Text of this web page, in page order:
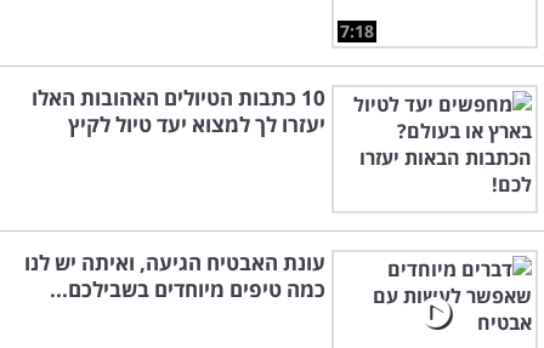
7:18
10 כתבות הטיולים האהובות האלו
יעזרו לך למצוא יעד טיול לקיץ
עונת האבטיח הגיעה, ואיתה יש לנו
כמה טיפים מיוחדים בשבילכם...